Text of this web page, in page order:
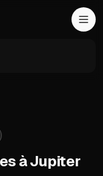
à Jupiter